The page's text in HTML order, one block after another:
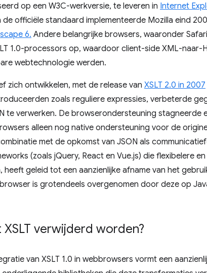
op een W3C-werkversie, te leveren in Internet
officiële standaard implementeerde Mozilla eind
6. Andere belangrijke browsers, waaronder
1.0-processors op, waardoor client-side XML-
webtechnologie werden.
zich ontwikkelen, met de release van XSLT 2.0 in 2007
zoals reguliere expressies, verbeterde
te verwerken. De browserondersteuning stagneerde
alleen nog native ondersteuning voor de
met de opkomst van JSON als
(zoals jQuery, React en Vue.js) die flexibelere
geleid tot een aanzienlijke afname van het
is grotendeels overgenomen door deze op
verwijderd worden?
van XSLT 1.0 in webbrowsers vormt een